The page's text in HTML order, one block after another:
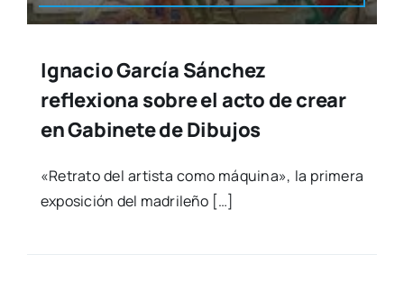
Ignacio García Sánchez
reflexiona sobre el acto de crear
en Gabinete de Dibujos
«Retra­to del artis­ta como máqui­na», la pri­me­ra
expo­si­ción del madri­le­ño […]